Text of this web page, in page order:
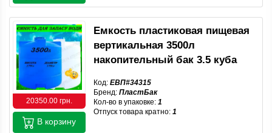
20350.00 грн.
Емкость пластиковая пищевая
вертикальная 3500л
накопительный бак 3.5 куба
Код: ЕВП#34315
Бренд: ПластБак
Кол-во в упаковке: 1
Отпуск товара кратно: 1
В корзину